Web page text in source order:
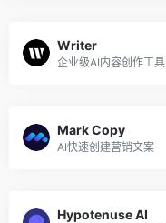
Writer
企业级AI内容创作工具
Mark Copy
AI快速创建营销文案
Hypotenuse AI